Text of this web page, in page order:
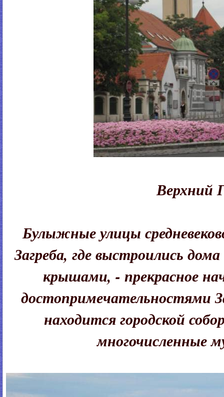
Верхний
Булыжные улицы
Загреба, где выстроились
крышами, - прекрасное
достопримечательностями
находится городской
многочисленные